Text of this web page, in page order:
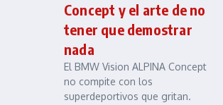
Concept y el arte de no
tener que demostrar
nada
El BMW Vision ALPINA Concept
no compite con los
superdeportivos que gritan.